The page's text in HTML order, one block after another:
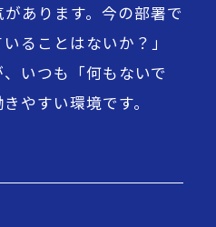
あります。今の部署で
ることはないか？」
いつも「何もないで
やすい環境です。